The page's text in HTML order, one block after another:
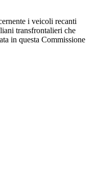
i veicoli recanti
transfrontalieri che
in questa Commissione